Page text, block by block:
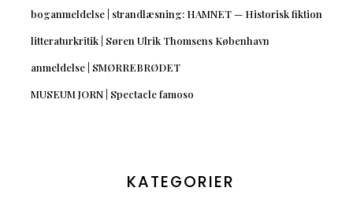
boganmeldelse | strandlæsning: HAMNET — Historisk fiktion
litteraturkritik | Søren Ulrik Thomsens København
anmeldelse | SMØRREBRØDET
MUSEUM JORN | Spectacle famoso
KATEGORIER